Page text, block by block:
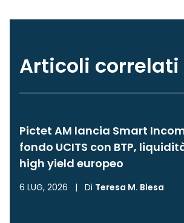
Articoli correlati
Pictet AM lancia Smart
fondo UCITS con BTP,
high yield europeo
6 LUG, 2026 | Di Teresa M. Blesa